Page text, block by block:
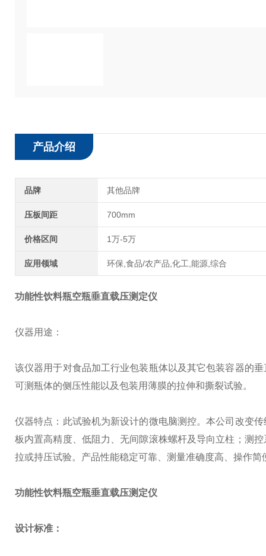
产品介绍
品牌 其他品牌
压板间距 700mm
价格区间 1万-5万
应用领域 环保,食品/农产品,化工,能源,综合
功能性饮料瓶空瓶垂直载压测定仪
仪器用途：
该仪器用于对食品加工行业包装瓶体以及其它包装容器的
可测瓶体的侧压性能以及包装用薄膜的拉伸和撕裂试验。
仪器特点：此试验机为新设计的微电脑测控。本公司改变
板内置高精度、低阻力、无间隙滚株螺杆及导向立柱；测
拉或持压试验。产品性能稳定可靠、测量准确度高、操作简
功能性饮料瓶空瓶垂直载压测定仪
设计标准：